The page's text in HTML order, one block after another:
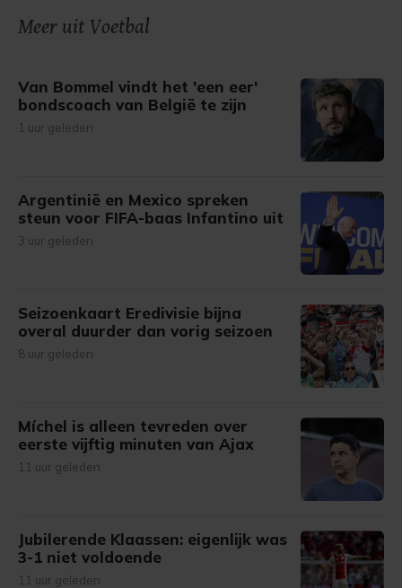
gemaakte keuze altijd wijzigen of intrekken.
Meer uit Voetbal
Van Bommel vindt het 'een eer'
bondscoach van België te zijn
1 uur geleden
Argentinië en Mexico spreken
steun voor FIFA-baas Infantino uit
3 uur geleden
Seizoenkaart Eredivisie bijna
overal duurder dan vorig seizoen
8 uur geleden
Míchel is alleen tevreden over
eerste vijftig minuten van Ajax
11 uur geleden
Jubilerende Klaassen: eigenlijk was
3-1 niet voldoende
11 uur geleden